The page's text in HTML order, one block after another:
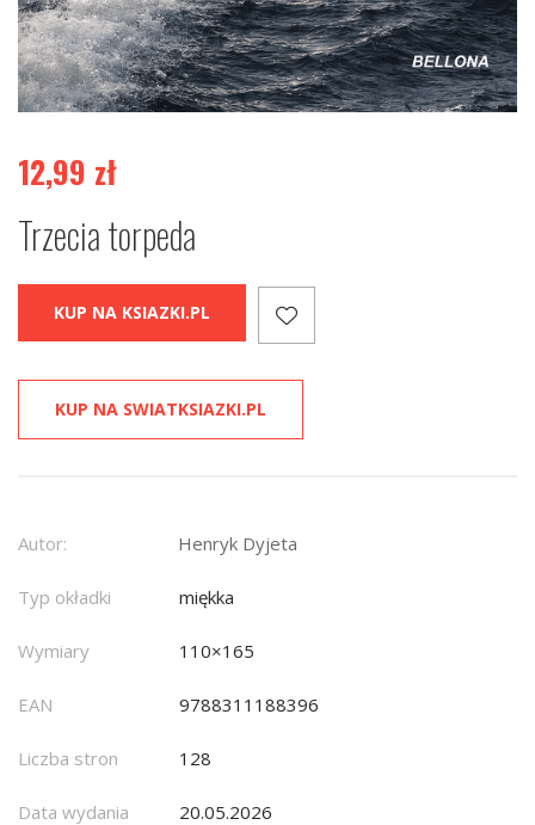
12,99 zł
Trzecia torpeda
KUP NA KSIAZKI.PL
KUP NA SWIATKSIAZKI.PL
Autor: Henryk Dyjeta
Typ okładki miękka
Wymiary 110×165
EAN 9788311188396
Liczba stron 128
Data wydania 20.05.2026